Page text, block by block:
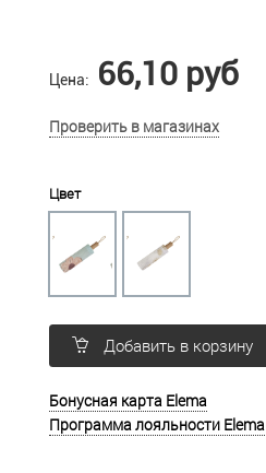
Цена: 66,10 руб
Проверить в магазинах
Цвет
Добавить в корзину
Бонусная карта Elema
Программа лояльности Elema